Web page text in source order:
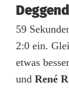
a
u
h
59
2:0 ein.
etwas
und René